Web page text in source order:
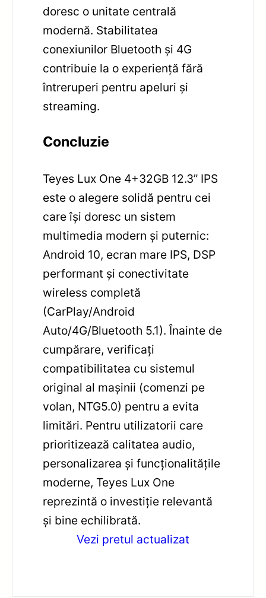
doresc o unitate centrală
modernă. Stabilitatea
conexiunilor Bluetooth și 4G
contribuie la o experiență fără
întreruperi pentru apeluri și
streaming.
Concluzie
Teyes Lux One 4+32GB 12.3” IPS
este o alegere solidă pentru cei
care își doresc un sistem
multimedia modern și puternic:
Android 10, ecran mare IPS, DSP
performant și conectivitate
wireless completă
(CarPlay/Android
Auto/4G/Bluetooth 5.1). Înainte de
cumpărare, verificați
compatibilitatea cu sistemul
original al mașinii (comenzi pe
volan, NTG5.0) pentru a evita
limitări. Pentru utilizatorii care
prioritizează calitatea audio,
personalizarea și funcționalitățile
moderne, Teyes Lux One
reprezintă o investiție relevantă
și bine echilibrată.
Vezi pretul actualizat